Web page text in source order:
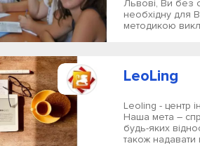
Львові, Ви без
необхідну для
методикою
LeoLing
Leoling - центр
Наша мета –
будь-яких
також надавати